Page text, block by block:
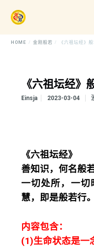
HOME 金刚般若 《六祖坛经》
《六祖坛经》
Einsja 2023-03-04
《六祖坛经》
善知识，何名般
一切处所，一切
慧，即是般若行。
内容包含：
(1)生命状态是一